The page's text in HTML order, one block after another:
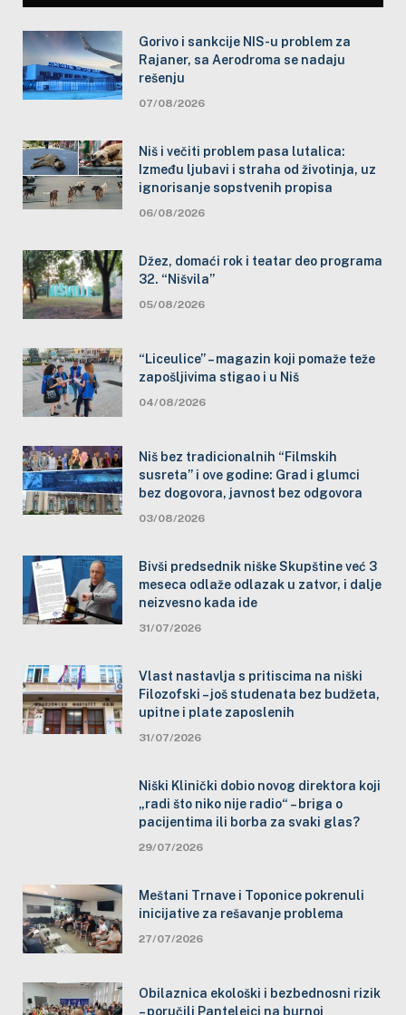
Gorivo i sankcije NIS-u problem za
Rajaner, sa Aerodroma se nadaju
rešenju
07/08/2026
Niš i večiti problem pasa lutalica:
Između ljubavi i straha od životinja, uz
ignorisanje sopstvenih propisa
06/08/2026
Džez, domaći rok i teatar deo programa
32. “Nišvila”
05/08/2026
“Liceulice” – magazin koji pomaže teže
zapošljivima stigao i u Niš
04/08/2026
Niš bez tradicionalnih “Filmskih
susreta” i ove godine: Grad i glumci
bez dogovora, javnost bez odgovora
03/08/2026
Bivši predsednik niške Skupštine već 3
meseca odlaže odlazak u zatvor, i dalje
neizvesno kada ide
31/07/2026
Vlast nastavlja s pritiscima na niški
Filozofski – još studenata bez budžeta,
upitne i plate zaposlenih
31/07/2026
Niški Klinički dobio novog direktora koji
„radi što niko nije radio“ – briga o
pacijentima ili borba za svaki glas?
29/07/2026
Meštani Trnave i Toponice pokrenuli
inicijative za rešavanje problema
27/07/2026
Obilaznica ekološki i bezbednosni rizik
– poručili Pantelejci na burnoj